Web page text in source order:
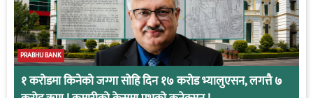
PRABHU BANK
१ करोडमा किनेको जग्गा सोहि दिन १७ करोड भ्यालुएसन, लगत्तै ७